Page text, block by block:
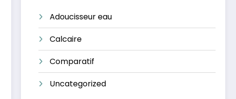
Adoucisseur eau
Calcaire
Comparatif
Uncategorized